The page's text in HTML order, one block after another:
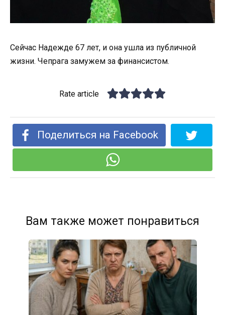
Сейчас Надежде 67 лет, и она ушла из публичной
жизни. Чепрага замужем за финансистом.
Rate article
Поделиться на Facebook
Вам также может понравиться